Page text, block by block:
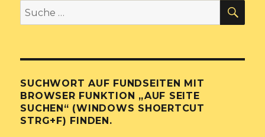
Suche
nach:
SUCHWORT AUF FUNDSEITEN MIT
BROWSER FUNKTION „AUF SEITE
SUCHEN“ (WINDOWS SHOERTCUT
STRG+F) FINDEN.